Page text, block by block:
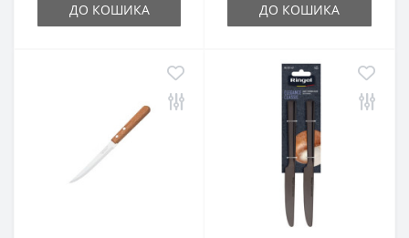
ДО КОШИКА ДО КОШИКА